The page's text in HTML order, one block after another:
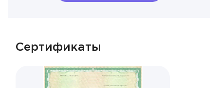
Cертификаты